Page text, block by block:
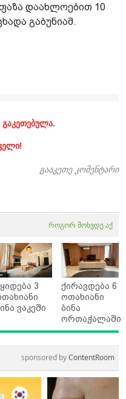
ფაზა დაახლოებით 10
გაბუნიამ.
გააკეთე კომენტარი
როგორ მოხვდე აქ
3
ვაკეში
ქირავდება 6
ოთახიანი
ბინა
ორთაჭალაში
sponsored byContentRoom